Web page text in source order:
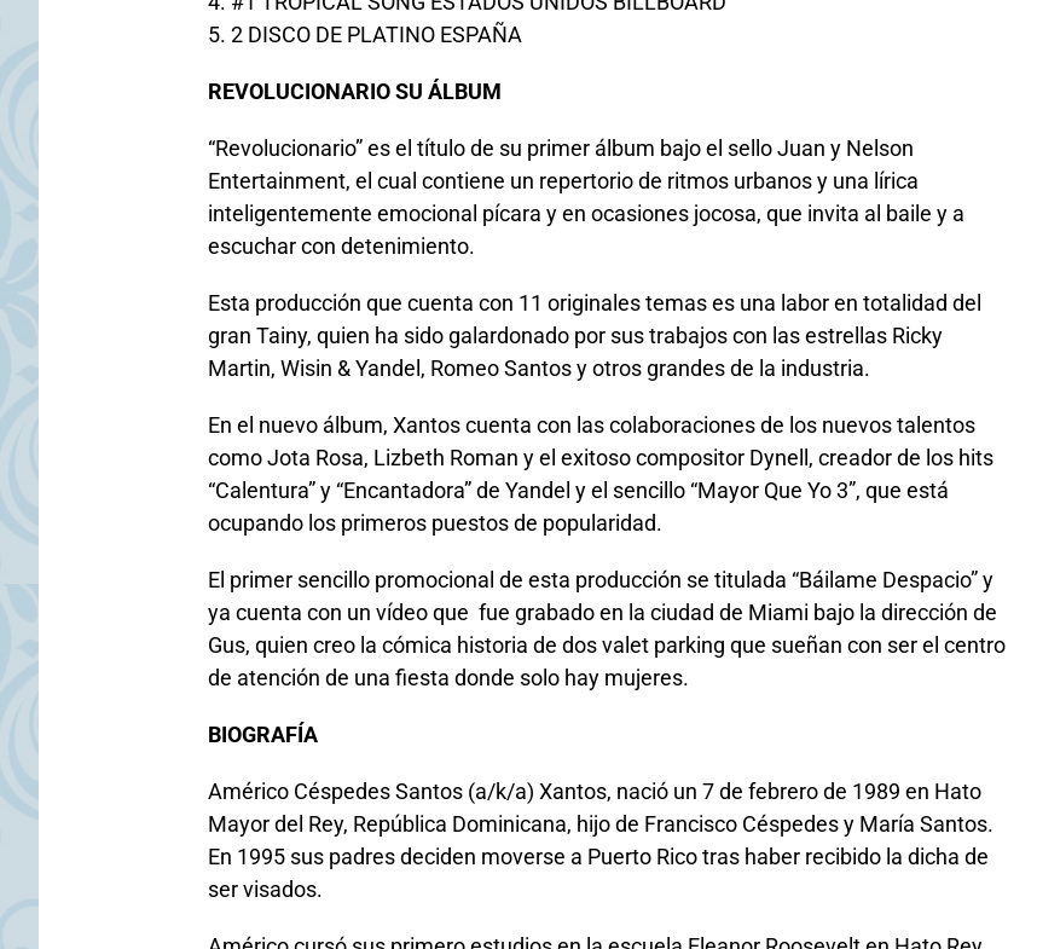
5. 2 DISCO DE PLATINO ESPAÑA
REVOLUCIONARIO SU ÁLBUM
“Revolucionario” es el título de su primer álbum bajo el sello Juan y Nelson
Entertainment, el cual contiene un repertorio de ritmos urbanos y una lírica
inteligentemente emocional pícara y en ocasiones jocosa, que invita al baile y a
escuchar con detenimiento.
Esta producción que cuenta con 11 originales temas es una labor en totalidad del
gran Tainy, quien ha sido galardonado por sus trabajos con las estrellas Ricky
Martin, Wisin & Yandel, Romeo Santos y otros grandes de la industria.
En el nuevo álbum, Xantos cuenta con las colaboraciones de los nuevos talentos
como Jota Rosa, Lizbeth Roman y el exitoso compositor Dynell, creador de los hits
“Calentura” y “Encantadora” de Yandel y el sencillo “Mayor Que Yo 3”, que está
ocupando los primeros puestos de popularidad.
El primer sencillo promocional de esta producción se titulada “Báilame Despacio” y
ya cuenta con un vídeo que fue grabado en la ciudad de Miami bajo la dirección de
Gus, quien creo la cómica historia de dos valet parking que sueñan con ser el centro
de atención de una fiesta donde solo hay mujeres.
BIOGRAFÍA
Américo Céspedes Santos (a/k/a) Xantos, nació un 7 de febrero de 1989 en Hato
Mayor del Rey, República Dominicana, hijo de Francisco Céspedes y María Santos.
En 1995 sus padres deciden moverse a Puerto Rico tras haber recibido la dicha de
ser visados.